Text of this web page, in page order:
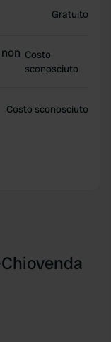
Gratuito
Costo
sconosciuto
Costo sconosciuto